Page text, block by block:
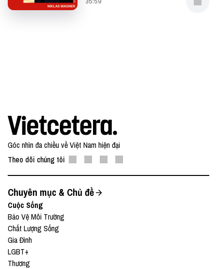
Góc nhìn đa chiều về Việt Nam hiện đại
Theo dõi chúng tôi
Chuyên mục & Chủ đề
Cuộc Sống
Bảo Vệ Môi Trường
Chất Lượng Sống
Gia Đình
LGBT+
Thương